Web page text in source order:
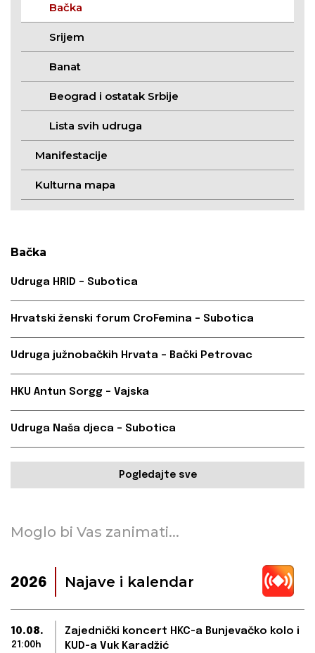
Bačka
Srijem
Banat
Beograd i ostatak Srbije
Lista svih udruga
Manifestacije
Kulturna mapa
Bačka
Udruga HRID – Subotica
Hrvatski ženski forum CroFemina – Subotica
Udruga južnobačkih Hrvata – Bački Petrovac
HKU Antun Sorgg – Vajska
Udruga Naša djeca – Subotica
Pogledajte sve
Moglo bi Vas zanimati...
2026 Najave i kalendar
10.08.
21:00h
Zajednički koncert HKC-a Bunjevačko kolo i
KUD-a Vuk Karadžić